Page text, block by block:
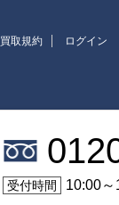
買取規約 ログイン
受付時間 10:00